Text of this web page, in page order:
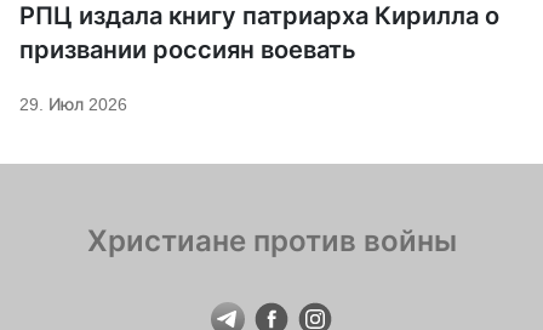
РПЦ издала книгу патриарха Кирилла о
призвании россиян воевать
29. Июл 2026
Христиане против войны